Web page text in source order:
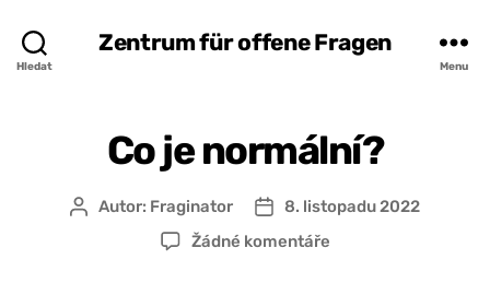
Hledat
Zentrum für offene Fragen
Menu
Co je normální?
AutorAutor: Fraginator
Datum
příspěvku
8. listopadu 2022
Žádné komentářeu